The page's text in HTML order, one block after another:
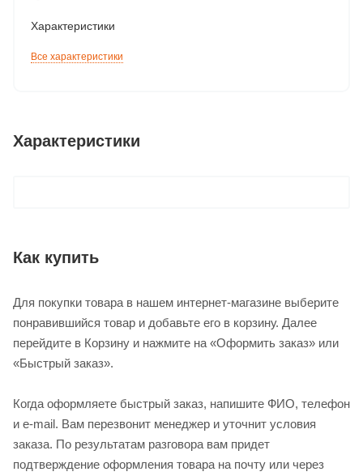
Характеристики
Все характеристики
Характеристики
Как купить
Для покупки товара в нашем интернет-магазине выберите
понравившийся товар и добавьте его в корзину. Далее
перейдите в Корзину и нажмите на «Оформить заказ» или
«Быстрый заказ».
Когда оформляете быстрый заказ, напишите ФИО, телефон
и e-mail. Вам перезвонит менеджер и уточнит условия
заказа. По результатам разговора вам придет
подтверждение оформления товара на почту или через